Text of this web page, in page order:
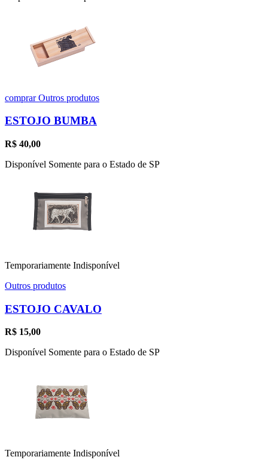
comprarOutros produtos
ESTOJO BUMBA
R$ 40,00
Disponível Somente para o Estado de SP
Temporariamente Indisponível
Outros produtos
ESTOJO CAVALO
R$ 15,00
Disponível Somente para o Estado de SP
Temporariamente Indisponível